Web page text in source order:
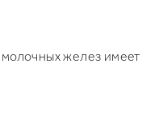
желез имеет